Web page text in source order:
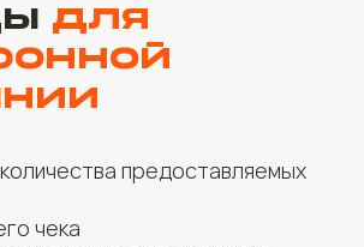
для
предоставляемых
чека